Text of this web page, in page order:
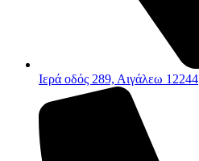
Ιερά οδός 289, Αιγάλεω 12244